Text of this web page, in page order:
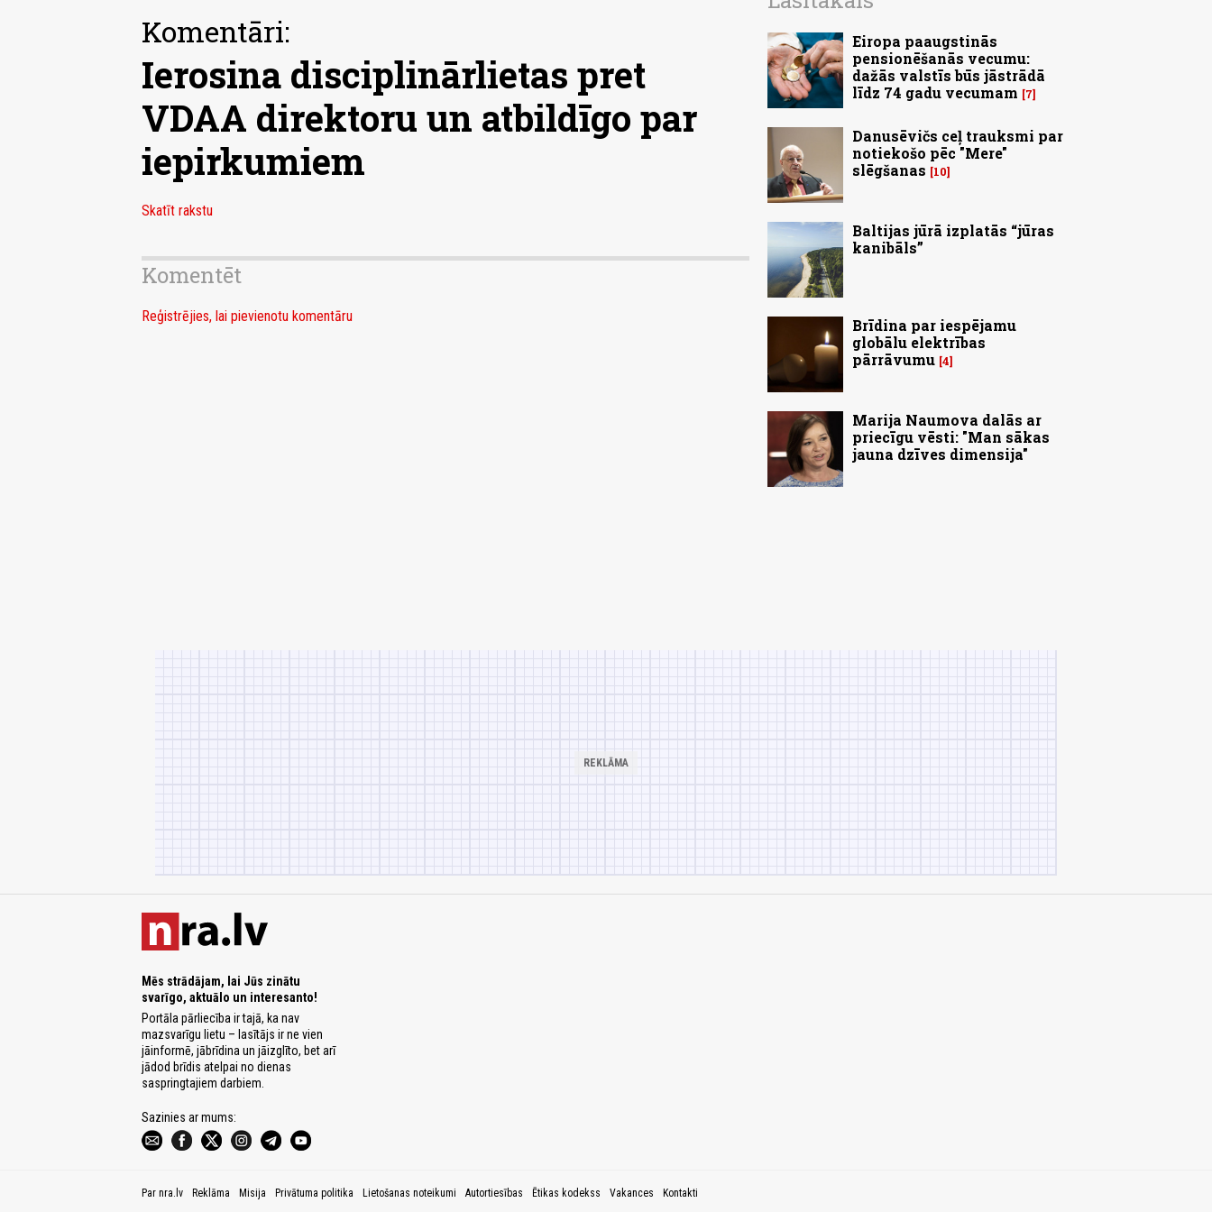
Komentāri:
Ierosina disciplinārlietas pret
VDAA direktoru un atbildīgo par
iepirkumiem
Skatīt rakstu
Komentēt
Reģistrējies, lai pievienotu komentāru
Eiropa paaugstinās
pensionēšanās vecumu:
dažās valstīs būs jāstrādā
līdz 74 gadu vecumam
7
Danusēvičs ceļ trauksmi par
notiekošo pēc "Mere"
slēgšanas
10
Baltijas jūrā izplatās “jūras
kanibāls”
Brīdina par iespējamu
globālu elektrības
pārrāvumu 4
Marija Naumova dalās ar
priecīgu vēsti: "Man sākas
jauna dzīves dimensija"
Mēs strādājam, lai Jūs zinātu
svarīgo, aktuālo un interesanto!
Portāla pārliecība ir tajā, ka nav
mazsvarīgu lietu – lasītājs ir ne vien
jāinformē, jābrīdina un jāizglīto, bet arī
jādod brīdis atelpai no dienas
saspringtajiem darbiem.
Sazinies ar mums:
Par nra.lv Reklāma Misija Privātuma politika Lietošanas noteikumi Autortiesības Ētikas kodekss Vakances Kontakti